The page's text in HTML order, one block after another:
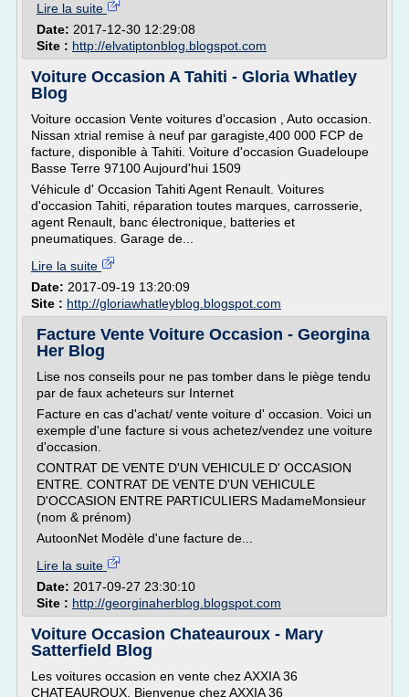
Lire la suite
Date: 2017-12-30 12:29:08
Site : http://elvatiptonblog.blogspot.com
Voiture Occasion A Tahiti - Gloria Whatley
Blog
Voiture occasion Vente voitures d'occasion , Auto occasion.
Nissan xtrial remise à neuf par garagiste,400 000 FCP de
facture, disponible à Tahiti. Voiture d'occasion Guadeloupe
Basse Terre 97100 Aujourd'hui 1509
Véhicule d' Occasion Tahiti Agent Renault. Voitures
d'occasion Tahiti, réparation toutes marques, carrosserie,
agent Renault, banc électronique, batteries et
pneumatiques. Garage de...
Lire la suite
Date: 2017-09-19 13:20:09
Site : http://gloriawhatleyblog.blogspot.com
Facture Vente Voiture Occasion - Georgina
Her Blog
Lise nos conseils pour ne pas tomber dans le piège tendu
par de faux acheteurs sur Internet
Facture en cas d'achat/ vente voiture d' occasion. Voici un
exemple d'une facture si vous achetez/vendez une voiture
d'occasion.
CONTRAT DE VENTE D'UN VEHICULE D' OCCASION
ENTRE. CONTRAT DE VENTE D'UN VEHICULE
D'OCCASION ENTRE PARTICULIERS MadameMonsieur
(nom & prénom)
AutoonNet Modèle d'une facture de...
Lire la suite
Date: 2017-09-27 23:30:10
Site : http://georginaherblog.blogspot.com
Voiture Occasion Chateauroux - Mary
Satterfield Blog
Les voitures occasion en vente chez AXXIA 36
CHATEAUROUX. Bienvenue chez AXXIA 36